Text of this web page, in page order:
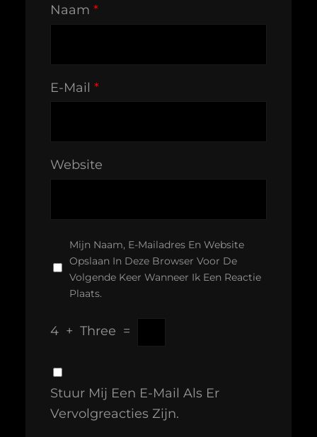
Naam *
E-Mail *
Website
Mijn Naam, E-Mailadres En Website
Opslaan In Deze Browser Voor De
Volgende Keer Wanneer Ik Een Reactie
Plaats.
4 + Three =
Stuur Mij Een E-Mail Als Er
Vervolgreacties Zijn.